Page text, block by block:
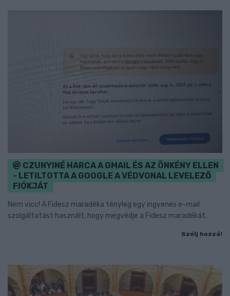
CZUNYINÉ HARCA A GMAIL ÉS AZ ÖNKÉNY ELLEN
- LETILTOTTA A GOOGLE A VÉDVONAL LEVELEZŐ
FIÓKJÁT
Nem vicc! A Fidesz maradéka tényleg egy ingyenes e-mail
szolgáltatást használt, hogy megvédje a Fidesz maradékát.
Szólj hozzá!